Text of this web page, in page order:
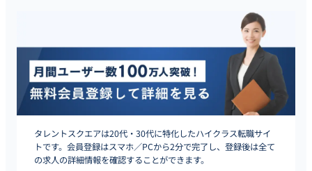
タレントスクエアは20代・30代に特化したハイクラス転職サイ
トです。会員登録はスマホ／PCから2分で完了し、登録後は全て
の求人の詳細情報を確認することができます。